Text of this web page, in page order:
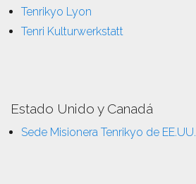
Tenrikyo Lyon
Tenri Kulturwerkstatt
Estado Unido y Canadá
Sede Misionera Tenrikyo de EE.UU.